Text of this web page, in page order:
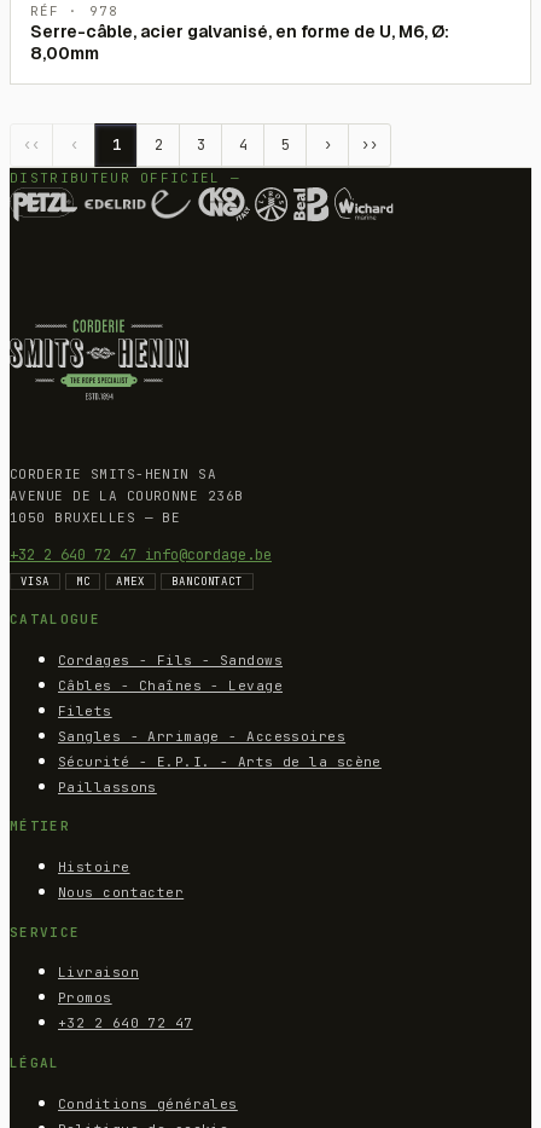
RÉF · 978
Serre-câble, acier galvanisé, en forme de U, M6, Ø:
8,00mm
‹‹ ‹ 1 2 3 4 5 › ››
DISTRIBUTEUR OFFICIEL —
CORDERIE SMITS-HENIN SA
AVENUE DE LA COURONNE 236B
1050 BRUXELLES — BE
+32 2 640 72 47 info@cordage.be
VISA MC AMEX BANCONTACT
CATALOGUE
Cordages - Fils - Sandows
Câbles - Chaînes - Levage
Filets
Sangles - Arrimage - Accessoires
Sécurité - E.P.I. - Arts de la scène
Paillassons
MÉTIER
Histoire
Nous contacter
SERVICE
Livraison
Promos
+32 2 640 72 47
LÉGAL
Conditions générales